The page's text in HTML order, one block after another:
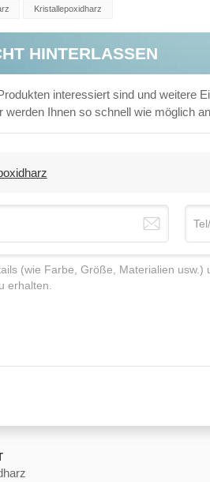
Kristallepoxidharz
HINTERLASSEN
interessiert sind und weitere
werden Ihnen so schnell wie möglich